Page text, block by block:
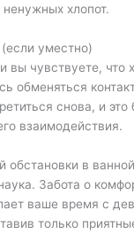
хлопот.
уместно)
вы чувствуете, что
обменяться
снова, и это
взаимодействия.
обстановки в
Забота о
ваше время с
только